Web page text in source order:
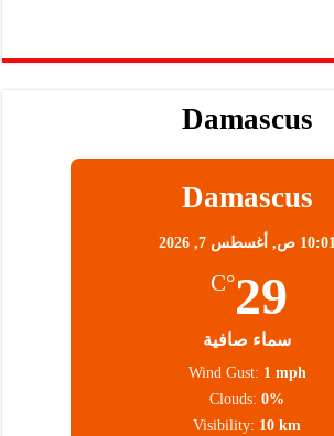
Damascus
Damascus
10:01 ص, أغسطس 7, 2026
29
°C
سماء صافية
Wind Gust: 1 mph
Clouds: 0%
Visibility: 10 km